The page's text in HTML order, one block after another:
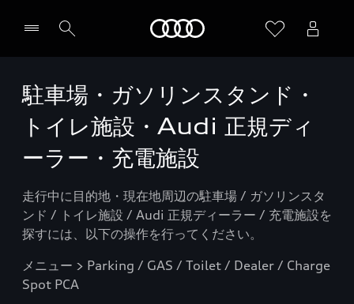
駐車場・ガソリンスタンド・
トイレ施設・Audi 正規ディ
ーラー・充電施設
走行中に目的地・現在地周辺の駐車場 / ガソリンスタ
ンド / トイレ施設 / Audi 正規ディーラー / 充電施設を
探すには、以下の操作を行ってください。
メニュー > Parking / GAS / Toilet / Dealer / Charge
Spot PCA